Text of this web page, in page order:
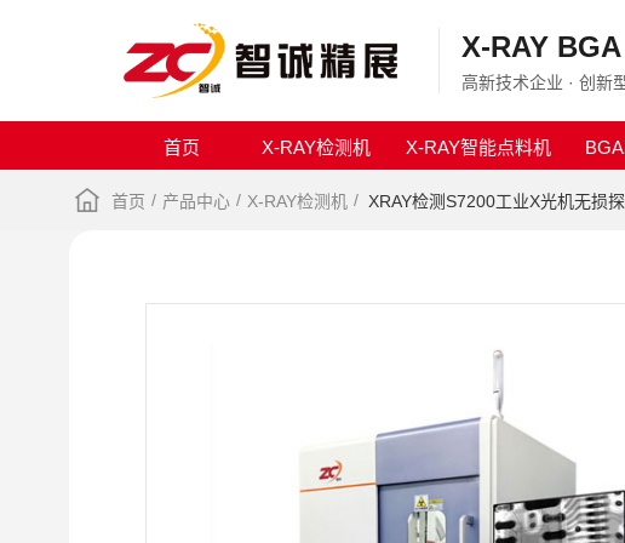
X-RAY
高新技术企业 · 创新
首页 X-RAY检测机 X-RAY智能点料机
首页 / 产品中心 / X-RAY检测机 / XRAY检测S7200工业X光机无损